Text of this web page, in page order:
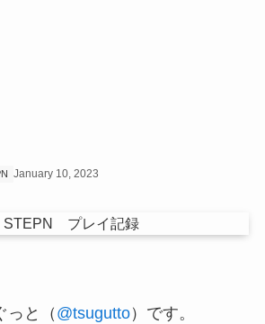
January 10, 2023
っと（ @tsugutto）です。